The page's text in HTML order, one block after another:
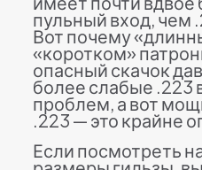
пульный вход, чем
Вот почему
«коротком»
опасный скачок
более слабые .223
проблем, а вот
.223 — это крайне
Если посмотреть